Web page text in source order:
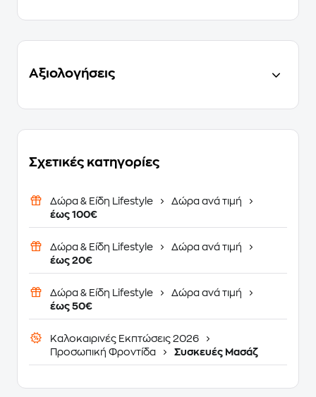
Αξιολογήσεις
Σχετικές κατηγορίες
Δώρα & Είδη Lifestyle
Δώρα ανά τιμή
έως 100€
Δώρα & Είδη Lifestyle
Δώρα ανά τιμή
έως 20€
Δώρα & Είδη Lifestyle
Δώρα ανά τιμή
έως 50€
Καλοκαιρινές Εκπτώσεις 2026
Προσωπική Φροντίδα
Συσκευές Μασάζ